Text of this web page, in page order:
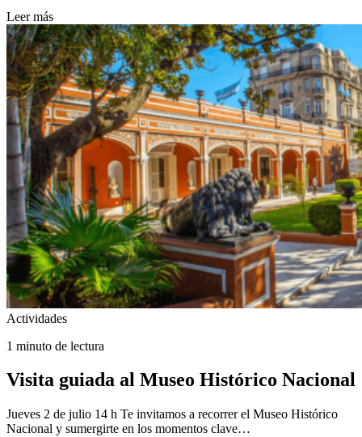
Leer más
Actividades
1 minuto de lectura
Visita guiada al Museo Histórico Nacional
Jueves 2 de julio 14 h Te invitamos a recorrer el Museo Histórico
Nacional y sumergirte en los momentos clave…